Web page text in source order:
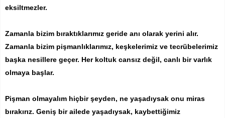
eksiltmezler.
Zamanla bizim bıraktıklarımız geride anı olarak yerini alır.
Zamanla bizim pişmanlıklarımız, keşkelerimiz ve tecrübelerimiz
başka nesillere geçer. Her koltuk cansız değil, canlı bir varlık
olmaya başlar.
Pişman olmayalım hiçbir şeyden, ne yaşadıysak onu miras
bırakırız. Geniş bir ailede yaşadıysak, kaybettiğimiz